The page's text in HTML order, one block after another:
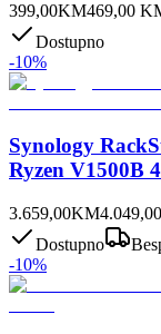
399,00KM469,00
Dostupno
-10%
Synology
Ryzen V1500B
3.659,00KM4.049,00
Dostupno
-10%